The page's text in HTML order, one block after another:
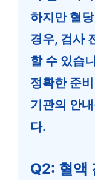
하지만 혈
경우, 검사
할 수 있습
정확한 준
기관의 안
다.
Q2: 혈액